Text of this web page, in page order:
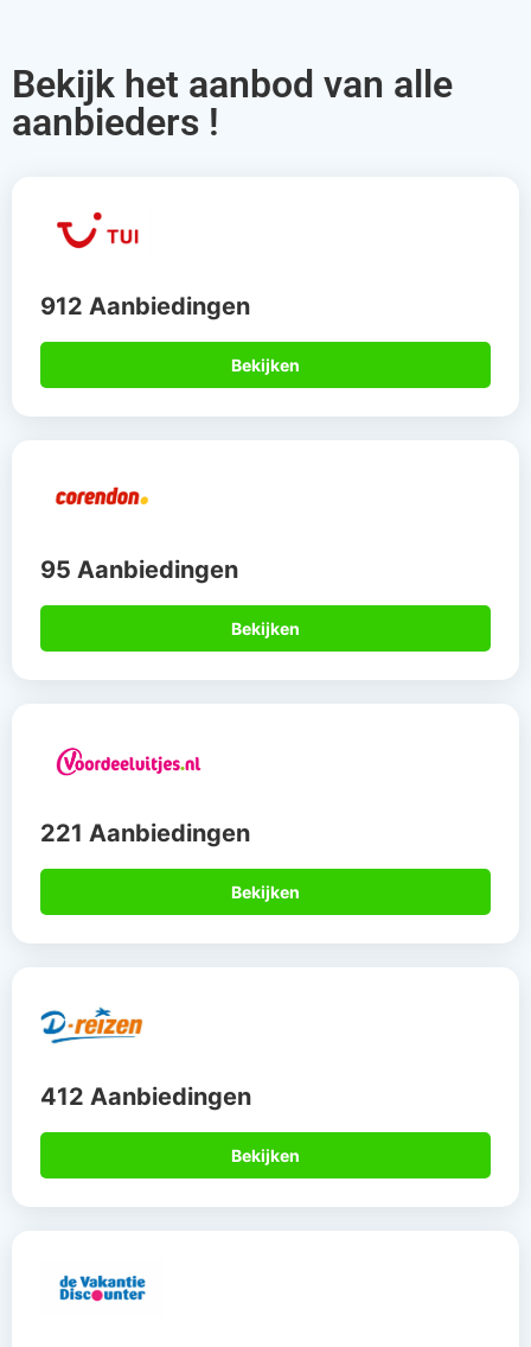
Bekijk het aanbod van alle
aanbieders !
912 Aanbiedingen
Bekijken
95 Aanbiedingen
Bekijken
221 Aanbiedingen
Bekijken
412 Aanbiedingen
Bekijken